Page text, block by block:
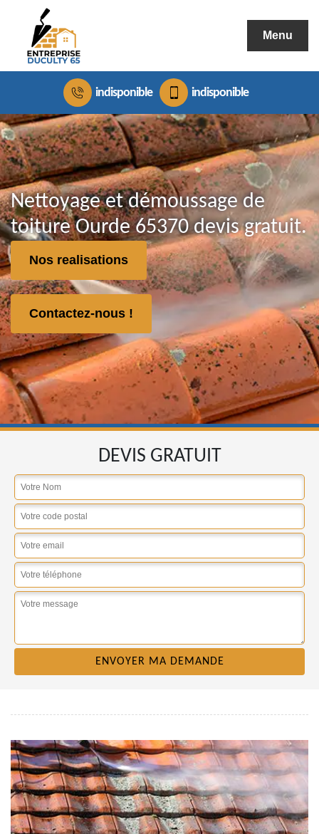
Menu
indisponible indisponible
Nettoyage et démoussage de
toiture Ourde 65370 devis gratuit.
Nos realisations
Contactez-nous !
DEVIS GRATUIT